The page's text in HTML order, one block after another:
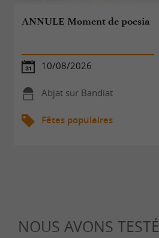
ANNULE Moment de poesia
10/08/2026
Abjat sur Bandiat
Fêtes populaires
NOUS AVONS TESTÉ